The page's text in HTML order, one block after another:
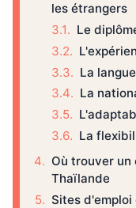
les étrangers
Le
La langue
La
La
Où trouver un
Thaïlande
Sites